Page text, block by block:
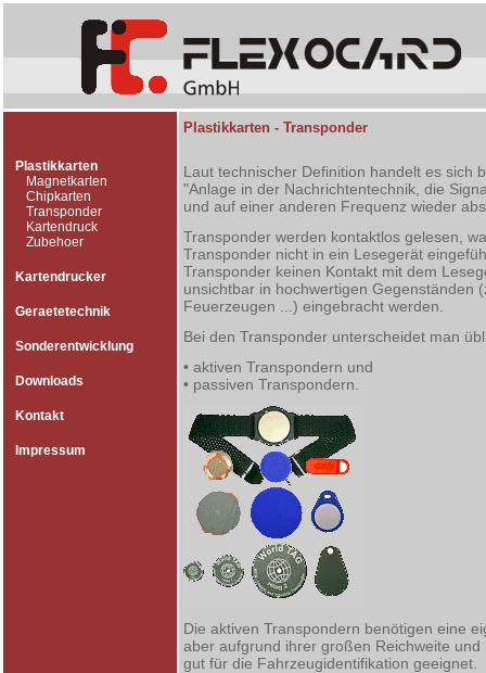
Plastikkarten
Magnetkarten
Chipkarten
Transponder
Kartendruck
Zubehoer
Kartendrucker
Geraetetechnik
Sonderentwicklung
Downloads
Kontakt
Impressum
Plastikkarten - Transponder
Laut technischer Definition handelt es sich
"Anlage in der Nachrichtentechnik, die
und auf einer anderen Frequenz wieder
Transponder werden kontaktlos gelesen,
Transponder nicht in ein Lesegerät
Transponder keinen Kontakt mit dem
unsichtbar in hochwertigen Gegenständen
Feuerzeugen ...) eingebracht werden.
Bei den Transponder unterscheidet man
• aktiven Transpondern und
• passiven Transpondern.
Die aktiven Transpondern benötigen eine
aber aufgrund ihrer großen Reichweite
gut für die Fahrzeugidentifikation geeignet.